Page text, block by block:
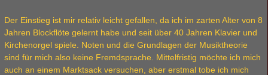
Der Einstieg ist mir relativ leicht gefallen, da ich im zarten Alter von 8
Jahren Blockflöte gelernt habe und seit über 40 Jahren Klavier und
Kirchenorgel spiele. Noten und die Grundlagen der Musiktheorie
sind für mich also keine Fremdsprache. Mittelfristig möchte ich mich
auch an einem Marktsack versuchen, aber erstmal tobe ich mich